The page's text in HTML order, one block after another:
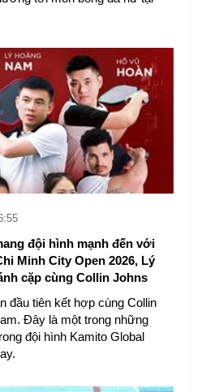
đội hình mạnh đến với
Minh City Open 2026, Lý
cặp cùng Collin Johns
đầu tiên kết hợp cùng Collin
Đây là một trong những
đội hình Kamito Global